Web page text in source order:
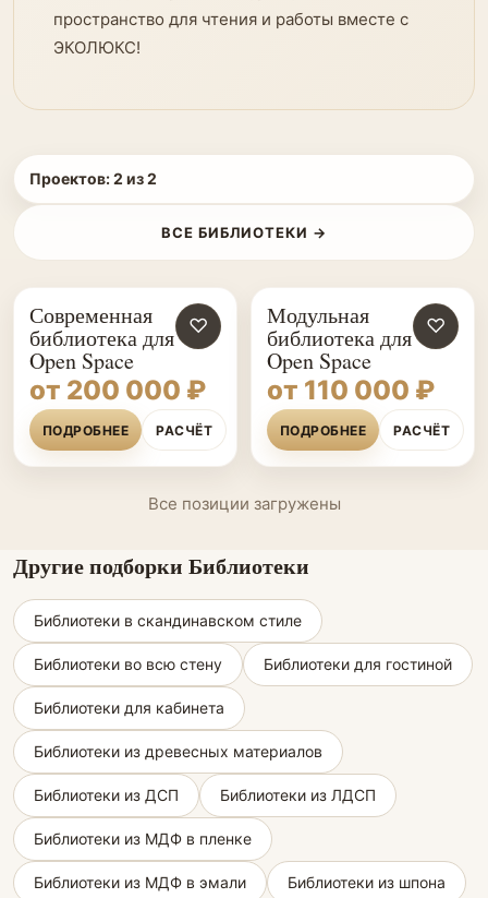
пространство для чтения и работы вместе с
ЭКОЛЮКС!
Проектов:2 из2
ВСЕ БИБЛИОТЕКИ →
♡
Современная
библиотека для
Open Space
от 200 000 ₽
ПОДРОБНЕЕ РАСЧЁТ
♡
Модульная
библиотека для
Open Space
от 110 000 ₽
ПОДРОБНЕЕ РАСЧЁТ
Все позиции загружены
Другие подборки Библиотеки
Библиотеки в скандинавском стиле
Библиотеки во всю стену Библиотеки для гостиной
Библиотеки для кабинета
Библиотеки из древесных материалов
Библиотеки из ДСП Библиотеки из ЛДСП
Библиотеки из МДФ в пленке
Библиотеки из МДФ в эмали Библиотеки из шпона